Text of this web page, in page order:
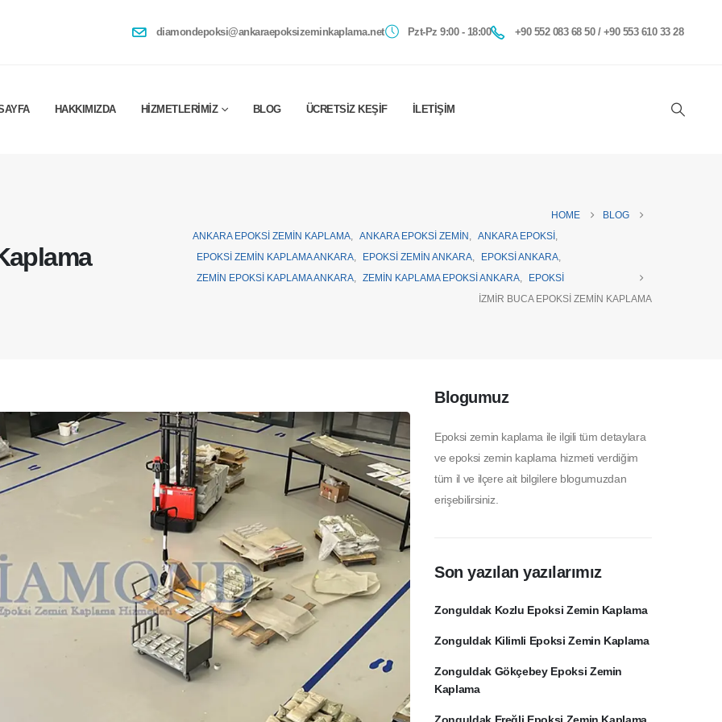
diamondepoksi@ankaraepoksizeminkaplama.net Pzt-Pz 9:00 - 18:00 +90 552 083 68 50 / +90 553 610 33 28
HAKKIMIZDA HIZMETLERIMIZ BLOG ÜCRETSIZ KEŞIF İLETIŞIM
HOME
BLOG
ANKARA EPOKSI ZEMIN KAPLAMA
ANKARA EPOKSI ZEMIN ANKARA EPOKSI
EPOKSI ZEMIN KAPLAMA ANKARA
EPOKSI ZEMIN ANKARA EPOKSI ANKARA
ZEMIN EPOKSI KAPLAMA ANKARA
ZEMIN KAPLAMA EPOKSI ANKARA
EPOKSI
İZMIR BUCA EPOKSI ZEMIN KAPLAMA
Blogumuz
Epoksi zemin kaplama ile ilgili tüm detaylara
ve epoksi zemin kaplama hizmeti verdiğim
tüm il ve ilçere ait bilgilere blogumuzdan
erişebilirsiniz.
Son yazılan yazılarımız
Zonguldak Kozlu Epoksi Zemin Kaplama
Zonguldak Kilimli Epoksi Zemin Kaplama
Zonguldak Gökçebey Epoksi Zemin
Kaplama